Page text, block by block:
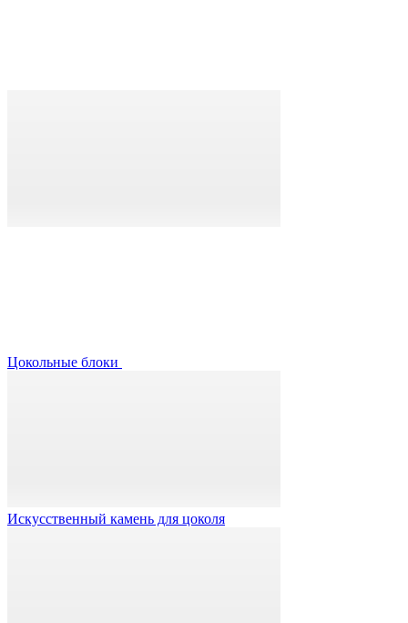
Цокольные блоки
Искусственный камень для цоколя